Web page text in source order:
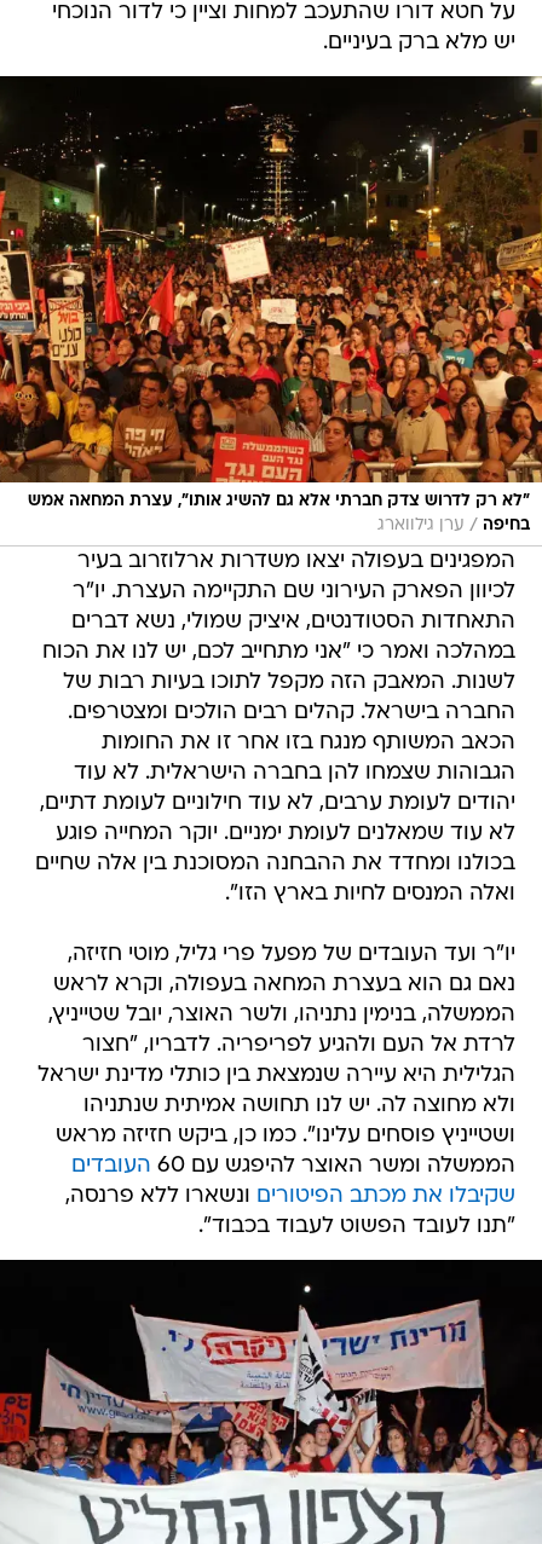
על חטא דורו שהתעכב למחות וציין כי לדור הנוכחי
יש מלא ברק בעיניים.
"לא רק לדרוש צדק חברתי אלא גם להשיג אותו", עצרת המחאה אמש
בחיפה / ערן גילווארג
המפגינים בעפולה יצאו משדרות ארלוזרוב בעיר
לכיוון הפארק העירוני שם התקיימה העצרת. יו"ר
התאחדות הסטודנטים, איציק שמולי, נשא דברים
במהלכה ואמר כי "אני מתחייב לכם, יש לנו את הכוח
לשנות. המאבק הזה מקפל לתוכו בעיות רבות של
החברה בישראל. קהלים רבים הולכים ומצטרפים.
הכאב המשותף מנגח בזו אחר זו את החומות
הגבוהות שצמחו להן בחברה הישראלית. לא עוד
יהודים לעומת ערבים, לא עוד חילוניים לעומת דתיים,
לא עוד שמאלנים לעומת ימניים. יוקר המחייה פוגע
בכולנו ומחדד את ההבחנה המסוכנת בין אלה שחיים
ואלה המנסים לחיות בארץ הזו".
יו"ר ועד העובדים של מפעל פרי גליל, מוטי חזיזה,
נאם גם הוא בעצרת המחאה בעפולה, וקרא לראש
הממשלה, בנימין נתניהו, ולשר האוצר, יובל שטייניץ,
לרדת אל העם ולהגיע לפריפריה. לדבריו, "חצור
הגלילית היא עיירה שנמצאת בין כותלי מדינת ישראל
ולא מחוצה לה. יש לנו תחושה אמיתית שנתניהו
ושטייניץ פוסחים עלינו". כמו כן, ביקש חזיזה מראש
הממשלה ומשר האוצר להיפגש עם 60
העובדים
שקיבלו את מכתב הפיטורים ונשארו ללא פרנסה,
"תנו לעובד הפשוט לעבוד בכבוד".